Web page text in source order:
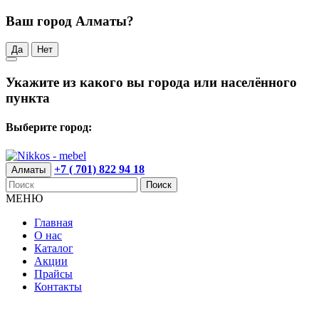
Ваш город Алматы?
Да Нет
Укажите из какого вы города или населённого
пункта
Выберите город:
Алматы +7 ( 701) 822 94 18
Поиск
МЕНЮ
Главная
О нас
Каталог
Акции
Прайсы
Контакты